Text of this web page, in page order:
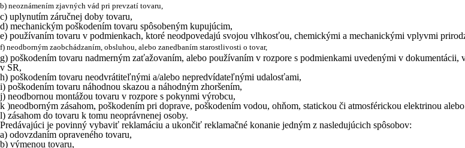
b) neoznámením zjavných vád pri prevzatí tovaru,
c) uplynutím záručnej doby tovaru,
d) mechanickým poškodením tovaru spôsobeným kupujúcim,
e) používaním tovaru v podmienkach, ktoré neodpovedajú svojou vlhkosťou, chemickými a mechanickými vplyvmi
f) neodborným zaobchádzaním, obsluhou, alebo zanedbaním starostlivosti o tovar,
g) poškodením tovaru nadmerným zaťažovaním, alebo používaním v rozpore s podmienkami uvedenými v
v SR,
h) poškodením tovaru neodvrátiteľnými a/alebo nepredvídateľnými udalosťami,
i) poškodením tovaru náhodnou skazou a náhodným zhoršením,
j) neodbornou montážou tovaru v rozpore s pokynmi výrobcu,
k )neodborným zásahom, poškodením pri doprave, poškodením vodou, ohňom, statickou či atmosférickou elektrinou
l) zásahom do tovaru k tomu neoprávnenej osoby.
Predávajúci je povinný vybaviť reklamáciu a ukončiť reklamačné konanie jedným z nasledujúcich spôsobov:
a) odovzdaním opraveného tovaru,
b) výmenou tovaru,